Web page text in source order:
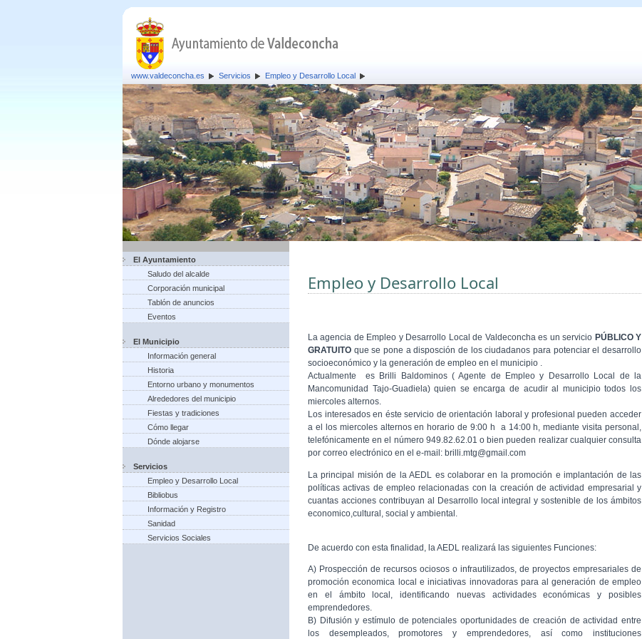
www.valdeconcha.es Servicios Empleo y Desarrollo Local
El Ayuntamiento
Saludo del alcalde
Corporación municipal
Tablón de anuncios
Eventos
El Municipio
Información general
Historia
Entorno urbano y monumentos
Alrededores del municipio
Fiestas y tradiciones
Cómo llegar
Dónde alojarse
Servicios
Empleo y Desarrollo Local
Bibliobus
Información y Registro
Sanidad
Servicios Sociales
Empleo y Desarrollo Local
La agencia de Empleo y Desarrollo Local de Valdeconcha es un servicio PÚBLICO Y
GRATUITO que se pone a disposción de los ciudadanos para potenciar el desarrollo
socioeconómico y la generación de empleo en el municipio .
Actualmente es Brilli Baldominos ( Agente de Empleo y Desarrollo Local de la
Mancomunidad Tajo-Guadiela) quien se encarga de acudir al municipio todos los
miercoles alternos.
Los interesados en éste servicio de orientación laboral y profesional pueden acceder
a el los miercoles alternos en horario de 9:00 h a 14:00 h, mediante visita personal,
telefónicamente en el número 949.82.62.01 o bien pueden realizar cualquier consulta
por correo electrónico en el e-mail: brilli.mtg@gmail.com
La principal misión de la AEDL es colaborar en la promoción e implantación de las
políticas activas de empleo relacionadas con la creación de actividad empresarial y
cuantas acciones contribuyan al Desarrollo local integral y sostenible de los ámbitos
economico,cultural, social y ambiental.
De acuerdo con esta finalidad, la AEDL realizará las siguientes Funciones:
A) Prospección de recursos ociosos o infrautilizados, de proyectos empresariales de
promoción economica local e iniciativas innovadoras para al generación de empleo
en el ámbito local, identificando nuevas actividades económicas y posibles
emprendedores.
B) Difusión y estímulo de potenciales oportunidades de creación de actividad entre
los desempleados, promotores y emprendedores, así como instituciones